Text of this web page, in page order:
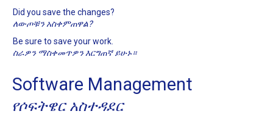
Did you save the changes?
ለውጦቹን አስቀምጠዋል?
Be sure to save your work.
ስራዎን ማስቀመጥዎን እርግጠኛ ይሁኑ።
Software Management
የሶፍትዌር አስተዳደር